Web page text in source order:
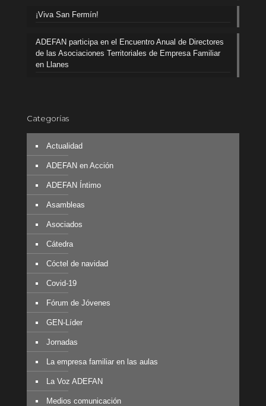
¡Viva San Fermín!
ADEFAN participa en el Encuentro Anual de Directores
de las Asociaciones Territoriales de Empresa Familiar
en Llanes
Categorías
Actualidad
ADEFAN en Acción
ADEFAN Íntimo
Asambleas
Asociados
Cátedra
Cóctel de navidad
Covid-19
Fórum de Jóvenes
GEN-Líder
Jornadas
La empresa familiar en las aulas
La Voz ADEFAN
Medios comunicación